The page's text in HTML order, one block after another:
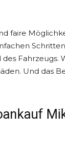
faire
Fahrzeugs.
Und das